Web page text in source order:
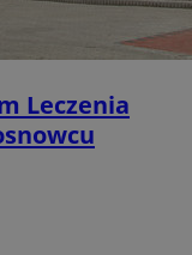
Leczenia